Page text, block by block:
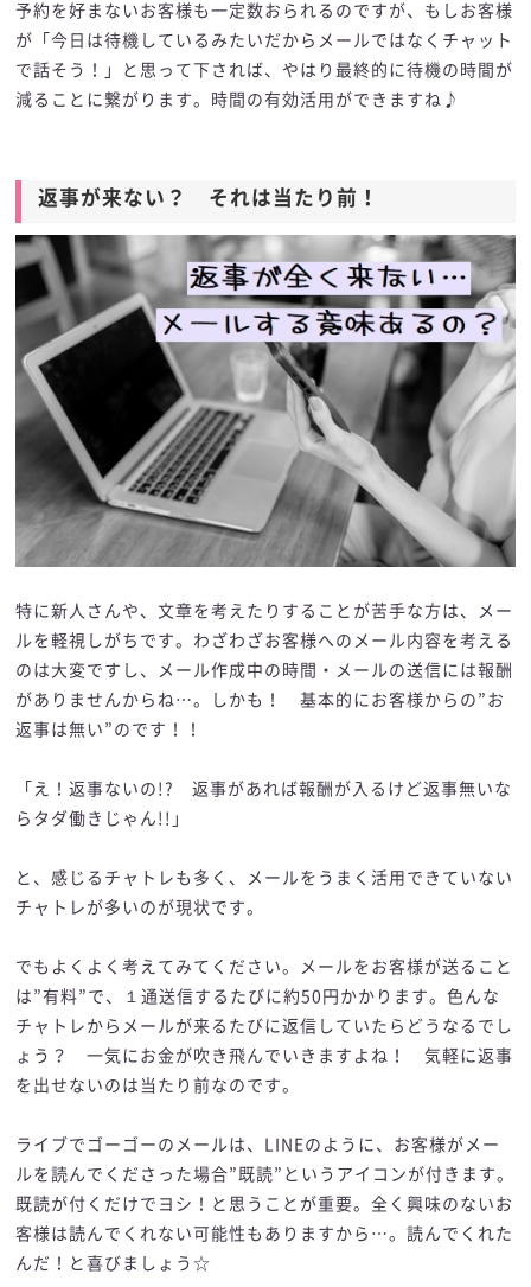
予約を好まないお客様も一定数おられるのですが、もしお客様
が「今日は待機しているみたいだからメールではなくチャット
で話そう！」と思って下されば、やはり最終的に待機の時間が
減ることに繋がります。時間の有効活用ができますね♪
返事が来ない？ それは当たり前！
特に新人さんや、文章を考えたりすることが苦手な方は、メー
ルを軽視しがちです。わざわざお客様へのメール内容を考える
のは大変ですし、メール作成中の時間・メールの送信には報酬
がありませんからね…。しかも！ 基本的にお客様からの”お
返事は無い”のです！！
「え！返事ないの!? 返事があれば報酬が入るけど返事無いな
らタダ働きじゃん!!」
と、感じるチャトレも多く、メールをうまく活用できていない
チャトレが多いのが現状です。
でもよくよく考えてみてください。メールをお客様が送ること
は”有料”で、１通送信するたびに約50円かかります。色んな
チャトレからメールが来るたびに返信していたらどうなるでし
ょう？ 一気にお金が吹き飛んでいきますよね！ 気軽に返事
を出せないのは当たり前なのです。
ライブでゴーゴーのメールは、LINEのように、お客様がメー
ルを読んでくださった場合”既読”というアイコンが付きます。
既読が付くだけでヨシ！と思うことが重要。全く興味のないお
客様は読んでくれない可能性もありますから…。読んでくれた
んだ！と喜びましょう☆